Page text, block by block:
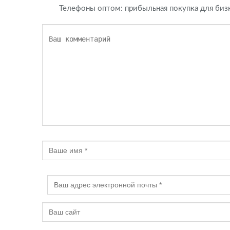
Телефоны оптом: прибыльная покупка для